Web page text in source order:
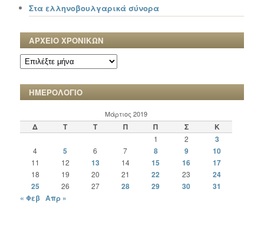
Στα ελληνοβουλγαρικά σύνορα
ΑΡΧΕΙΟ ΧΡΟΝΙΚΩΝ
ΑΡΧΕΙΟ
ΧΡΟΝΙΚΩΝ
ΗΜΕΡΟΛΟΓΙΟ
Μάρτιος 2019
Δ Τ Τ Π Π Σ Κ
1 2 3
4 5 6 7 8 9 10
11 12 13 14 15 16 17
18 19 20 21 22 23
24
25
26 27 28 29 30
31
« Φεβ Απρ »